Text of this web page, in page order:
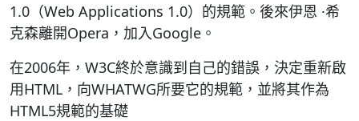
1.0（Web Applications 1.0）的規範。後來伊恩 ·希
克森離開Opera，加入Google。
在2006年，W3C終於意識到自己的錯誤，決定重新啟
用HTML，向WHATWG所要它的規範，並將其作為
HTML5規範的基礎